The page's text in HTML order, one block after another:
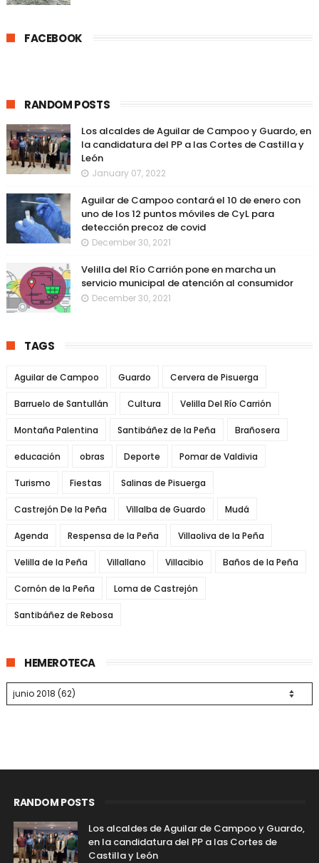
FACEBOOK
RANDOM POSTS
Los alcaldes de Aguilar de Campoo y Guardo, en
la candidatura del PP a las Cortes de Castilla y
León
January 07, 2022
Aguilar de Campoo contará el 10 de enero con
uno de los 12 puntos móviles de CyL para
detección precoz de covid
December 30, 2021
Velilla del Río Carrión pone en marcha un
servicio municipal de atención al consumidor
December 30, 2021
TAGS
Aguilar de Campoo Guardo Cervera de Pisuerga
Barruelo de Santullán Cultura Velilla Del Río Carrión
Montaña Palentina Santibáñez de la Peña Brañosera
educación obras Deporte Pomar de Valdivia
Turismo Fiestas Salinas de Pisuerga
Castrejón De la Peña Villalba de Guardo Mudá
Agenda Respensa de la Peña Villaoliva de la Peña
Velilla de la Peña Villallano Villacibio Baños de la Peña
Cornón de la Peña Loma de Castrejón
Santibáñez de Rebosa
HEMEROTECA
RANDOM POSTS
Los alcaldes de Aguilar de Campoo y Guardo,
en la candidatura del PP a las Cortes de
Castilla y León